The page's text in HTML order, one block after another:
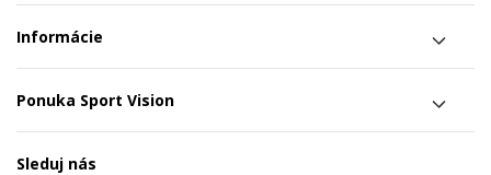
Informácie
Ponuka Sport Vision
Sleduj nás